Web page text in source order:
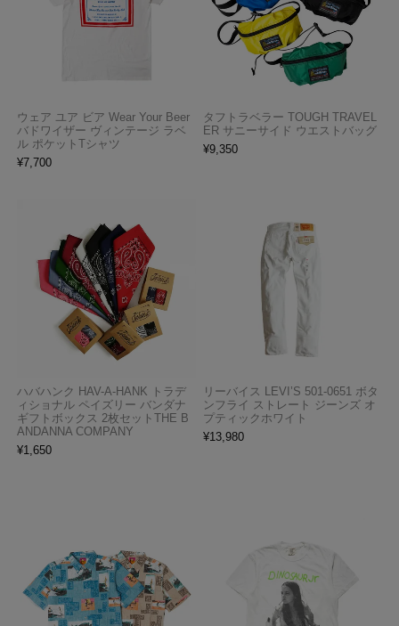
ウェア ユア ビア Wear Your Beer
バドワイザー ヴィンテージ ラベ
ル ポケットTシャツ
¥7,700
タフトラベラー TOUGH TRAVEL
ER サニーサイド ウエストバッグ
¥9,350
ハバハンク HAV-A-HANK トラデ
ィショナル ペイズリー バンダナ
ギフトボックス 2枚セットTHE B
ANDANNA COMPANY
¥1,650
リーバイス LEVI’S 501-0651 ボタ
ンフライ ストレート ジーンズ オ
プティックホワイト
¥13,980